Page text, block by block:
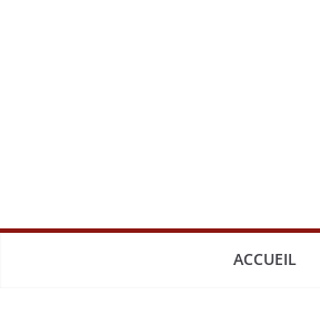
ACCUEIL